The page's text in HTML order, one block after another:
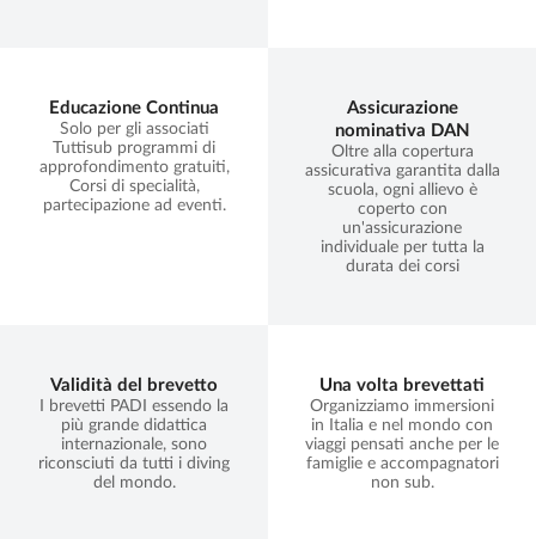
Educazione Continua
Solo per gli associati
Tuttisub programmi di
approfondimento gratuiti,
Corsi di specialità,
partecipazione ad eventi.
Assicurazione
nominativa DAN
Oltre alla copertura
assicurativa garantita dalla
scuola, ogni allievo è
coperto con
un'assicurazione
individuale per tutta la
durata dei corsi
Validità del brevetto
I brevetti PADI essendo la
più grande didattica
internazionale, sono
riconsciuti da tutti i diving
del mondo.
Una volta brevettati
Organizziamo immersioni
in Italia e nel mondo con
viaggi pensati anche per le
famiglie e accompagnatori
non sub.